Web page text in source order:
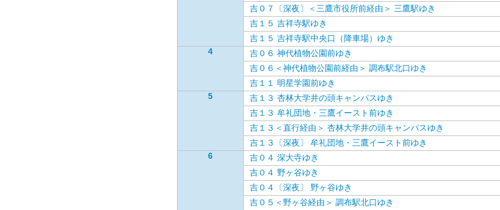
吉０７〔深夜〕＜三鷹市役所前経由＞ 三鷹駅ゆき
吉１５ 吉祥寺駅ゆき
吉１５ 吉祥寺駅中央口（降車場）ゆき
4
吉０６ 神代植物公園前ゆき
吉０６＜神代植物公園前経由＞ 調布駅北口ゆき
吉１１ 明星学園前ゆき
5
吉１３ 杏林大学井の頭キャンパスゆき
吉１３ 牟礼団地・三鷹イースト前ゆき
吉１３＜直行経由＞ 杏林大学井の頭キャンパスゆき
吉１３〔深夜〕 牟礼団地・三鷹イースト前ゆき
6
吉０４ 深大寺ゆき
吉０４ 野ヶ谷ゆき
吉０４〔深夜〕 野ヶ谷ゆき
吉０５＜野ヶ谷経由＞ 調布駅北口ゆき